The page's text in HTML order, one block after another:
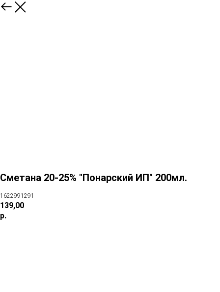
Сметана 20-25% "Понарский ИП" 200мл.
1622991291
139,00
р.